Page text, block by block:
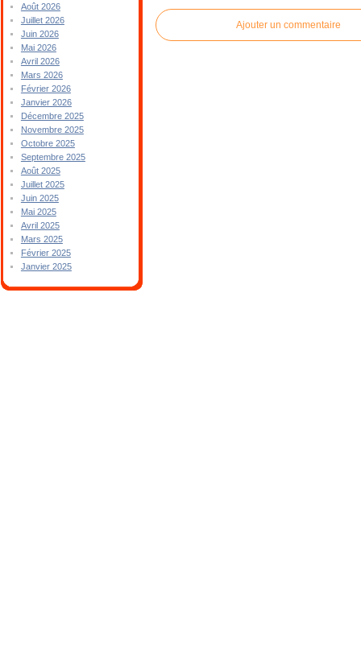
Août 2026
Juillet 2026
Juin 2026
Mai 2026
Avril 2026
Mars 2026
Février 2026
Janvier 2026
Décembre 2025
Novembre 2025
Octobre 2025
Septembre 2025
Août 2025
Juillet 2025
Juin 2025
Mai 2025
Avril 2025
Mars 2025
Février 2025
Janvier 2025
Ajouter un commentaire